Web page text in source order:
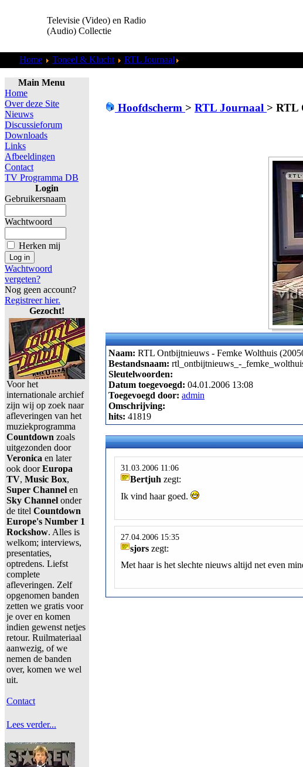
Televisie (Video) en Radio
(Audio) Collectie
Home Toneel & Klucht RTL Journaal
Main Menu
Home
Over deze Site
Nieuws
Discussieforum
Downloads
Links
Afbeeldingen
Contact
TV Programma DB
Login
Gebruikersnaam
Wachtwoord
Herken mij
Wachtwoord
vergeten?
Nog geen account?
Registreer hier.
Gezocht!
Voor het
internationale archief
zijn wij op zoek naar
afleveringen van het
muziekprogramma
Countdown zoals
uitgezonden door
Veronica en later
ook doorEuropa
TV, Music Box,
Super Channel en
Sky Channel onder
de titel Countdown
Europe's Number 1
Rockshow. Alles is
welkom; interviews,
presentaties,
optredens. Liefst
complete
afleveringen. Zelf
opgenomen banden
zetten we gratis voor
je over en komen
indien gewenst netjes
retour. Ruilmateriaal
aanwezig, of we
nemen de banden
over, komen we wel
uit.
Contact
Lees verder...
Hoofdscherm > RTL Journaal > RTL
Naam: RTL Ontbijtnieuws - Femke Wolthuis
Bestandsnaam: rtl_ontbijtnieuws_-
Sleutelwoorden:
Datum toegevoegd: 04.01.2006 13:08
Toegevoegd door: admin
Omschrijving:
hits: 41819
31.03.2006 11:06
Bertjuh zegt:
Ik vind haar goed.
27.04.2006 15:35
sjors zegt:
Met haar is het slechte nieuws altijd net even